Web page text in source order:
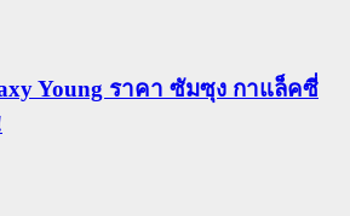
Young ราคา ซัมซุง กาแล็คซี่